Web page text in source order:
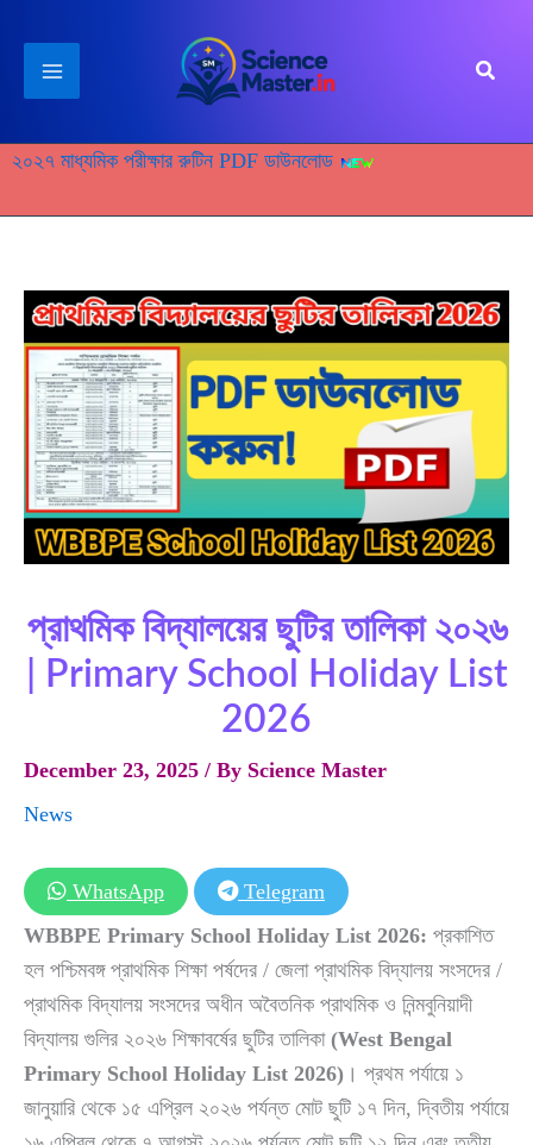
content
Search
২০২৭ মাধ্যমিক পরীক্ষার রুটিন PDF ডাউনলোড
প্রাথমিক বিদ্যালয়ের ছুটির তালিকা ২০২৬
| Primary School Holiday List
2026
December 23, 2025 / By Science Master
News
WhatsApp
Telegram
WBBPE Primary School Holiday List 2026: প্রকাশিত
হল পশ্চিমবঙ্গ প্রাথমিক শিক্ষা পর্ষদের / জেলা প্রাথমিক বিদ্যালয় সংসদের /
প্রাথমিক বিদ্যালয় সংসদের অধীন অবৈতনিক প্রাথমিক ও নিন্মবুনিয়াদী
বিদ্যালয় গুলির ২০২৬ শিক্ষাবর্ষের ছুটির তালিকা (West Bengal
Primary School Holiday List 2026) । প্রথম পর্যায়ে ১
জানুয়ারি থেকে ১৫ এপ্রিল ২০২৬ পর্যন্ত মোট ছুটি ১৭ দিন, দ্বিতীয় পর্যায়ে